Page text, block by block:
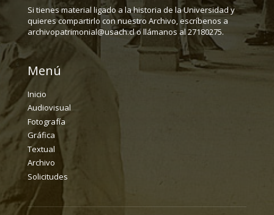
Si tienes material ligado a la historia de la Universidad y
quieres compartirlo con nuestro Archivo, escríbenos a
archivopatrimonial@usach.cl o llámanos al 27180275.
Menú
Inicio
Audiovisual
Fotografía
Gráfica
Textual
Archivo
Solicitudes